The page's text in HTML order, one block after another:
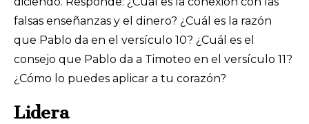
falsas enseñanzas y el dinero? ¿Cuál es la razón
que Pablo da en el versículo 10? ¿Cuál es el
consejo que Pablo da a Timoteo en el versículo 11?
¿Cómo lo puedes aplicar a tu corazón?
Lidera